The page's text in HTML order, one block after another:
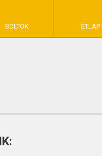
BOLTOK ÉTLAP